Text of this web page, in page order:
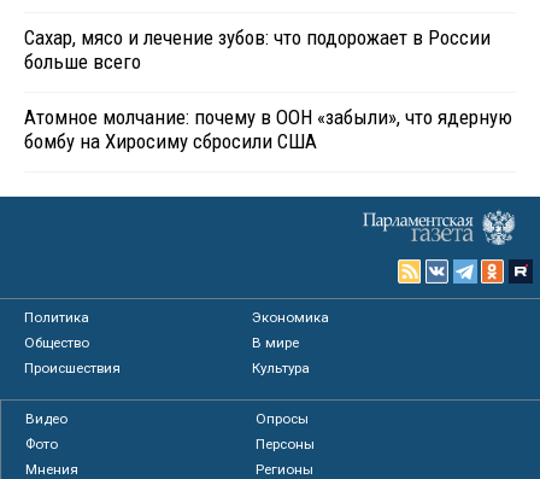
Сахар, мясо и лечение зубов: что подорожает в России
больше всего
Атомное молчание: почему в ООН «забыли», что ядерную
бомбу на Хиросиму сбросили США
Политика
Экономика
Общество
В мире
Происшествия
Культура
Видео
Опросы
Фото
Персоны
Мнения
Регионы